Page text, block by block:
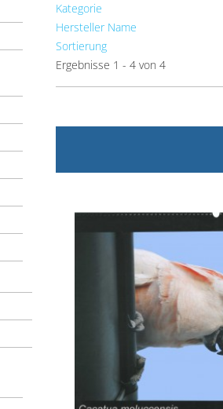
Kategorie
Hersteller Name
Sortierung
Ergebnisse 1 - 4 von 4